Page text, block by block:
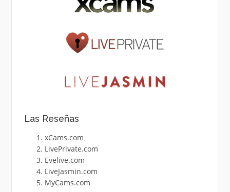
Las Reseñas
xCams.com
LivePrivate.com
Evelive.com
LiveJasmin.com
MyCams.com